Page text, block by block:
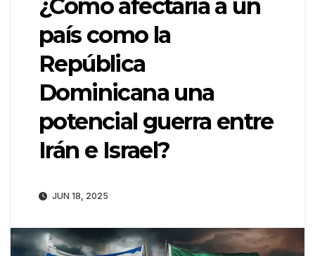
¿Cómo afectaría a un
país como la
República
Dominicana una
potencial guerra entre
Irán e Israel?
JUN 18, 2025